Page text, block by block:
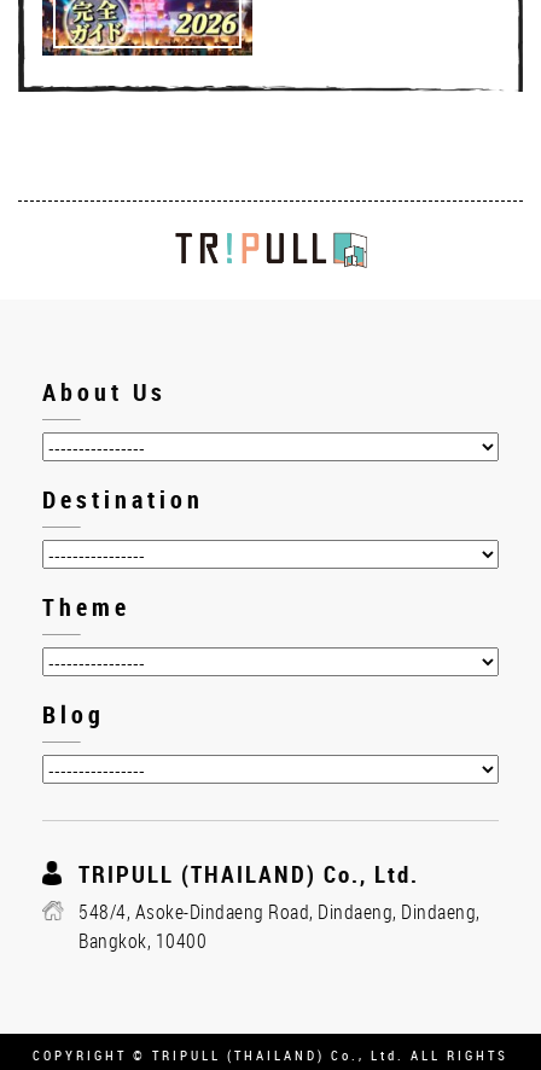
About Us
Destination
Theme
Blog
TRIPULL (THAILAND) Co., Ltd.
548/4, Asoke-Dindaeng Road, Dindaeng, Dindaeng,
Bangkok, 10400
COPYRIGHT © TRIPULL (THAILAND) Co., Ltd. ALL RIGHTS